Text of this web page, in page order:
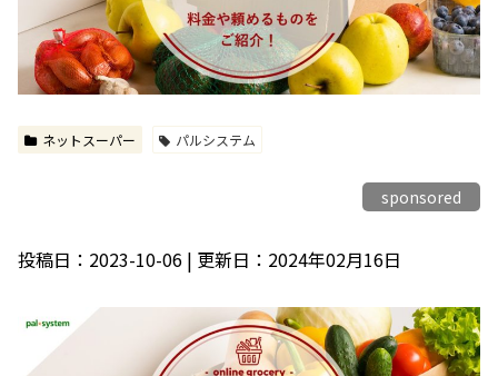
ネットスーパー パルシステム
sponsored
投稿日：2023-10-06 | 更新日：2024年02月16日